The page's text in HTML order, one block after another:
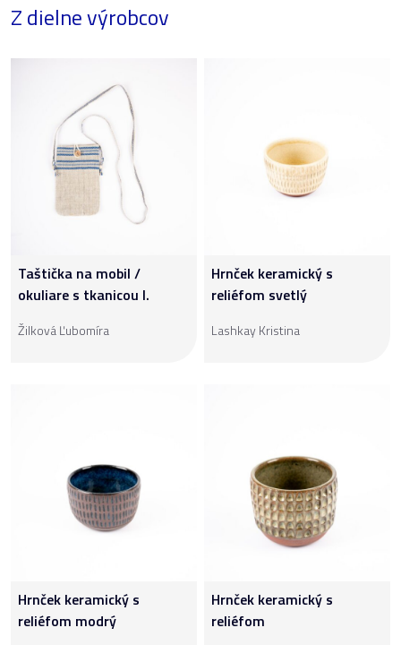
Z dielne výrobcov
Taštička na mobil /
okuliare s tkanicou I.
Žilková Ľubomíra
Hrnček keramický s
reliéfom svetlý
Lashkay Kristina
Hrnček keramický s
reliéfom modrý
Hrnček keramický s
reliéfom